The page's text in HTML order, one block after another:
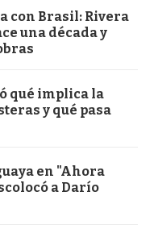
con Brasil: Rivera
una década y
qué implica la
y qué pasa
en "Ahora
a Darío